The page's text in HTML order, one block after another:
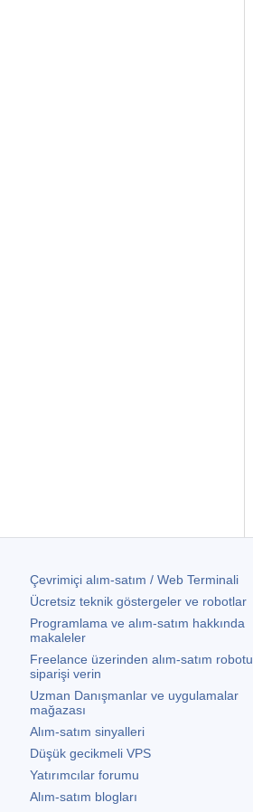
Çevrimiçi alım-satım / Web Terminali
Ücretsiz teknik göstergeler ve robotlar
Programlama ve alım-satım hakkında
makaleler
Freelance üzerinden alım-satım robotu
siparişi verin
Uzman Danışmanlar ve uygulamalar
mağazası
Alım-satım sinyalleri
Düşük gecikmeli VPS
Yatırımcılar forumu
Alım-satım blogları